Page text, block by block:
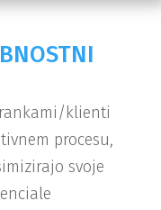
klienti
procesu,
svoje